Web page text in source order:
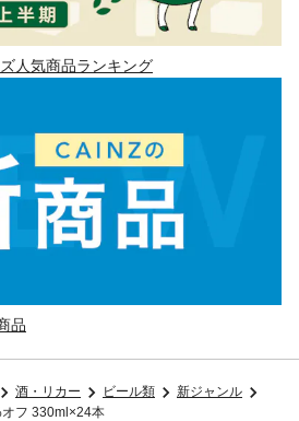
人気商品ランキング
品
酒・リカー ビール類
新ジャンル
オフ 330ml×24本